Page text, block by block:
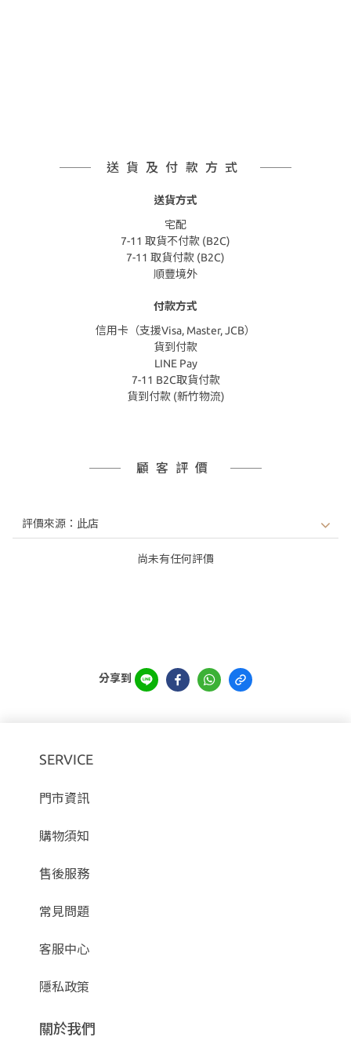
送貨及付款方式
送貨方式
宅配
7-11 取貨不付款 (B2C)
7-11 取貨付款 (B2C)
順豐境外
付款方式
信用卡（支援Visa, Master, JCB）
貨到付款
LINE Pay
7-11 B2C取貨付款
貨到付款 (新竹物流)
顧客評價
尚未有任何評價
分享到
SERVICE
門市資訊
購物須知
售後服務
常見問題
客服中心
隱私政策
關於我們